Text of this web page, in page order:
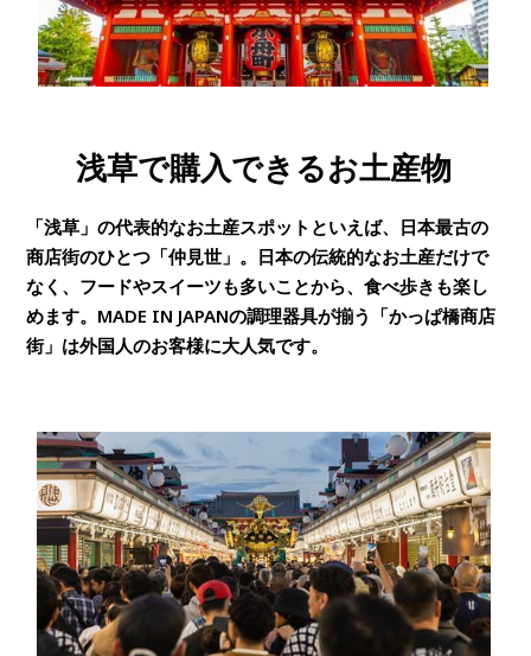
浅草で購入できるお土産物
「浅草」の代表的なお土産スポットといえば、日本最古の
商店街のひとつ「仲見世」。日本の伝統的なお土産だけで
なく、フードやスイーツも多いことから、食べ歩きも楽し
めます。MADE IN JAPANの調理器具が揃う「かっぱ橋商店
街」は外国人のお客様に大人気です。